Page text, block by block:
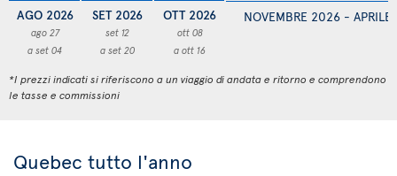
AGO 2026
ago 27
a set 04
SET 2026
set 12
a set 20
OTT 2026
ott 08
a ott 16
NOVEMBRE 2026 -
*I prezzi indicati si riferiscono a un viaggio di andata e ritorno e comprendono
le tasse e commissioni
Quebec tutto l'anno